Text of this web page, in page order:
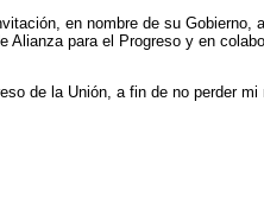
en nombre de su
para el Progreso y en
de la Unión, a fin de no perder